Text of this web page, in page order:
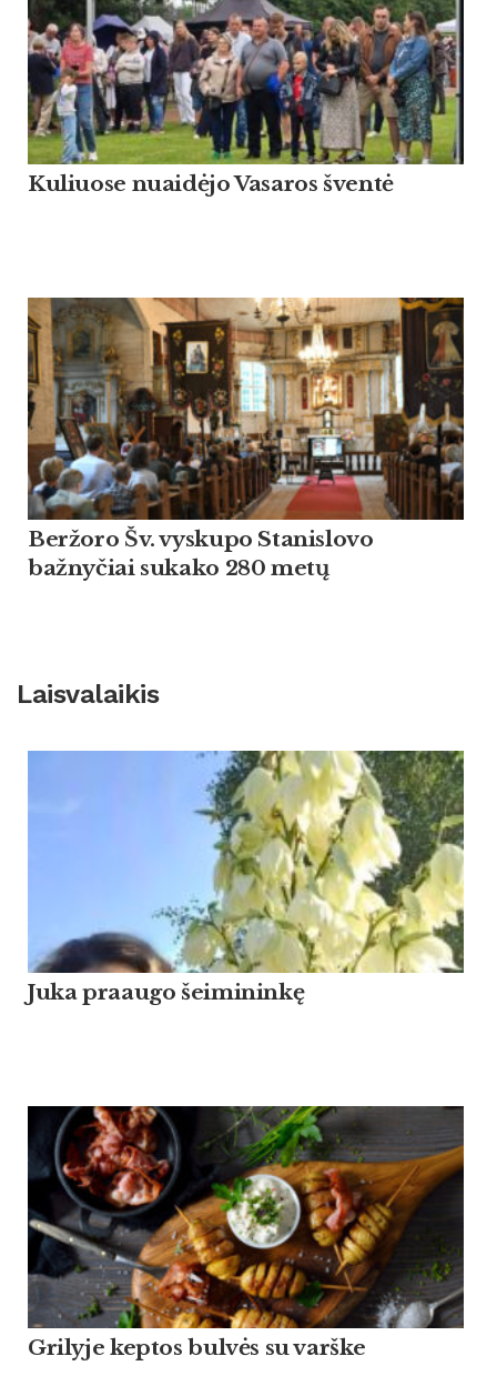
Kuliuose nuaidėjo Vasaros šventė
Beržoro Šv. vyskupo Stanislovo
bažnyčiai sukako 280 metų
Laisvalaikis
Ju­ka praau­go šei­mi­ninkę
Grilyje keptos bulvės su varške